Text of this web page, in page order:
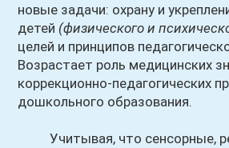
новые задачи: охрану и
детей (физического и
целей и принципов
Возрастает роль медицинских
коррекционно-педагогических
дошкольного образования.
Учитывая, что сенсорные,